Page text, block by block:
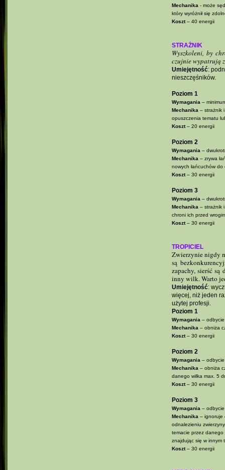
Mechanika - może
który wyróżnił się
Koszt– 40 energii
STRAŻNIK
Wyszkoleni, by
czujnie wypatrują
Umiejętność:
nieszczęśników.
Poziom 1
Wymagania –
Mechanika – strażnik
opuszczenia tematu
Koszt– 20 energii
Poziom 2
Wymagania –
Mechanika – zrywa
nowych łańcuchów
Koszt– 30 energii
Poziom 3
Wymagania –
Mechanika – strażnik
chroni ich przed
Koszt– 30 energii
TROPICIEL
Zwierzynie nigdy
są
zapachy, sierść
inny wilk. Warto
Umiejętność:
więcej, niż jeden
użytej profesji.
Poziom 1
Wymagania –
Mechanika – obniża
Koszt– 30 energii
Poziom 2
Wymagania –
Mechanika – obniża
danego wilka max. 5
Koszt– 30 energii
Poziom 3
Wymagania –
Mechanika – ignoruje
odnalezieniu
temacie przez danego
znajdując się w innym
Koszt– 30 energii